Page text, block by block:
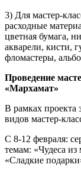
3) Для мастер-
расходные
цветная бумага,
акварели, кисти,
фломастеры,
Проведение
«Мархамат»
В рамках проекта
видов мастер-
С 8-12 февраля:
темам: «Чудеса
«Сладкие